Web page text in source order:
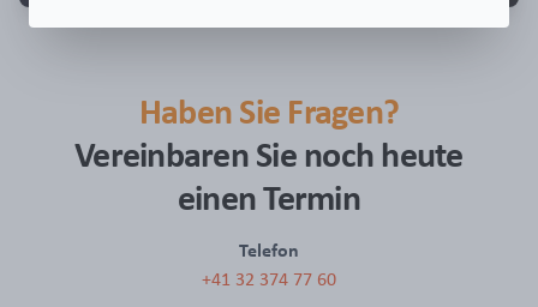
Haben Sie Fragen?
Vereinbaren Sie noch heute
einen Termin
Telefon
+41 32 374 77 60